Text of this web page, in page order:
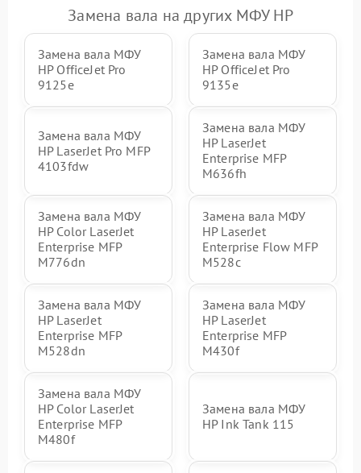
Замена вала на других МФУ HP
Замена вала МФУ
HP OfficeJet Pro
9125e
Замена вала МФУ
HP OfficeJet Pro
9135e
Замена вала МФУ
HP LaserJet Pro MFP
4103fdw
Замена вала МФУ
HP LaserJet
Enterprise MFP
M636fh
Замена вала МФУ
HP Color LaserJet
Enterprise MFP
M776dn
Замена вала МФУ
HP LaserJet
Enterprise Flow MFP
M528c
Замена вала МФУ
HP LaserJet
Enterprise MFP
M528dn
Замена вала МФУ
HP LaserJet
Enterprise MFP
M430f
Замена вала МФУ
HP Color LaserJet
Enterprise MFP
M480f
Замена вала МФУ
HP Ink Tank 115